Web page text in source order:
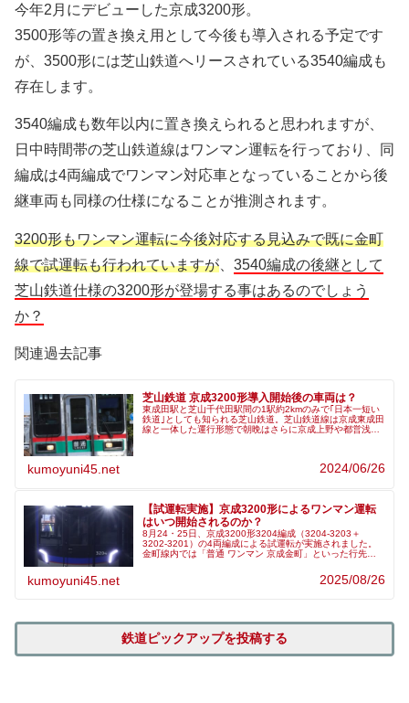
今年2月にデビューした京成3200形。
3500形等の置き換え用として今後も導入される予定です
が、3500形には芝山鉄道へリースされている3540編成も
存在します。
3540編成も数年以内に置き換えられると思われますが、
日中時間帯の芝山鉄道線はワンマン運転を行っており、同
編成は4両編成でワンマン対応車となっていることから後
継車両も同様の仕様になることが推測されます。
3200形もワンマン運転に今後対応する見込みで既に金町
線で試運転も行われていますが
3540編成の後継として
芝山鉄道仕様の3200形が登場する事はあるのでしょう
か？
関連過去記事
芝山鉄道 京成3200形導入開始後の車両は？
東成田駅と芝山千代田駅間の1駅約2kmのみで｢日本一短い
鉄道｣としても知られる芝山鉄道。芝山鉄道線は京成東成田
線と一体した運行形態で朝晩はさらに京成上野や都営浅草
kumoyuni45.net 2024/06/26
【試運転実施】京成3200形によるワンマン運転
はいつ開始されるのか？
8月24・25日、京成3200形3204編成（3204-3203＋
3202-3201）の4両編成による試運転が実施されました。
金町線内では「普通 ワンマン 京成金町」といった行先表
kumoyuni45.net 2025/08/26
鉄道ピックアップを投稿する